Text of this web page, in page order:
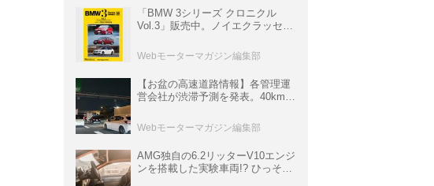
「BMW 3シリーズ クロニクル
Vol.3」販売中。ノイエクラッセか
ムック
Webモーターマガジン編集部
【お盆の高速道路情報】各管理運
営会社が渋滞予測を発表。40km以
数ある
Webモーターマガジン編集部
AMG独自の6.2リッターV10エンジ
ンを搭載した実験車両!? ひっそり